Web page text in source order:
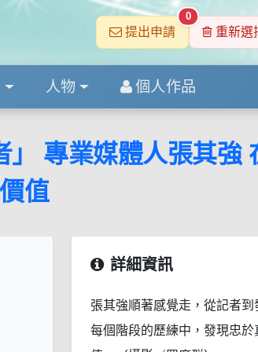
提出申請
0
重新選
人物 個人作品
專業媒體人張其強
值
詳細資訊
張其強順著感覺走，從記者到
每個階段的歷練中，發現忠於